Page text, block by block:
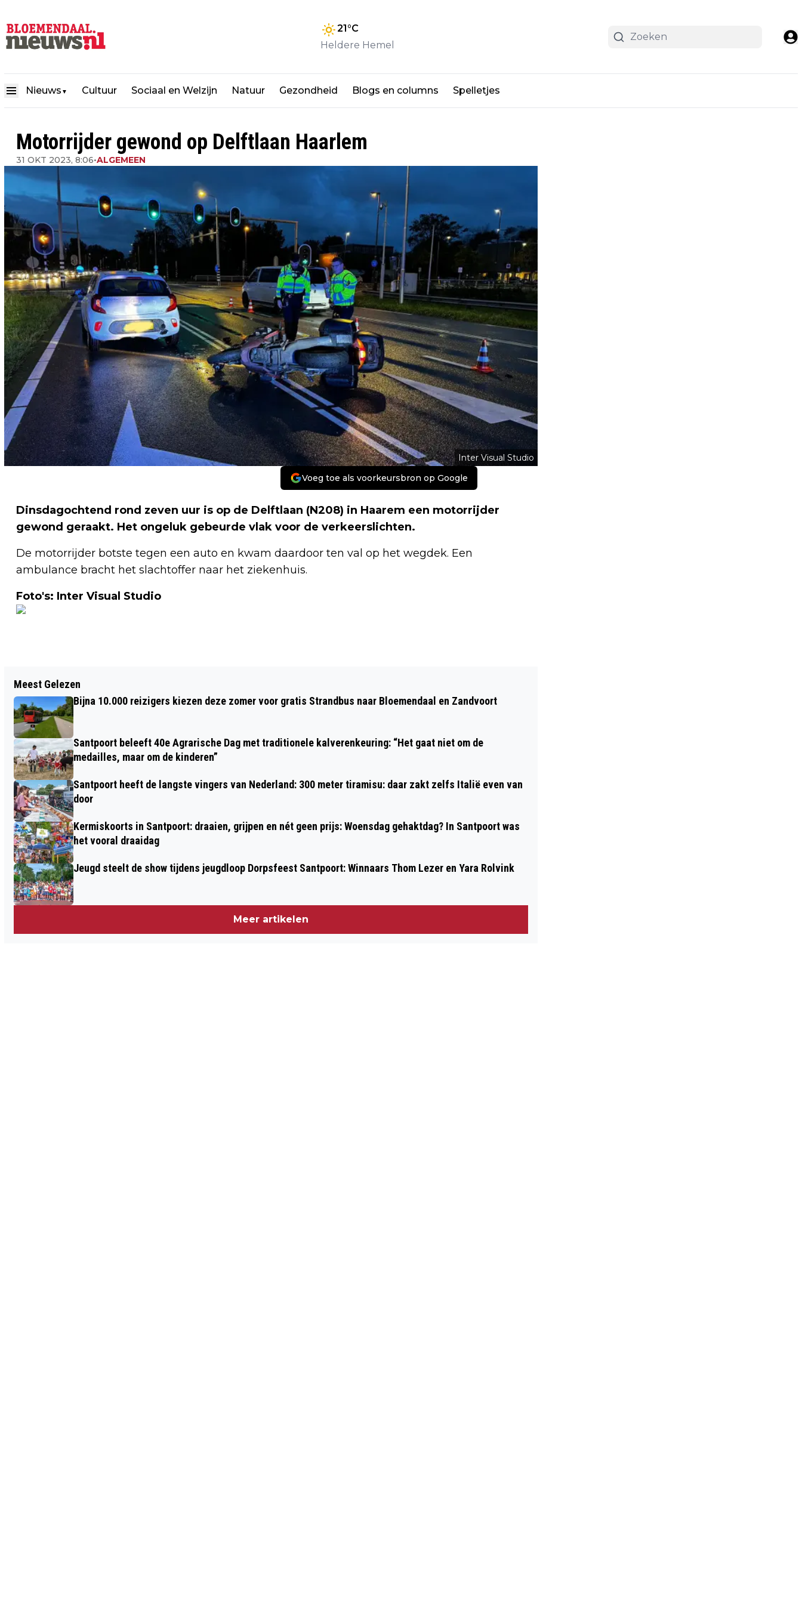
21°C
Heldere Hemel
Nieuws ▼ Cultuur Sociaal en Welzijn Natuur Gezondheid Blogs en columns Spelletjes
Motorrijder gewond op Delftlaan Haarlem
31 OKT 2023, 8:06•ALGEMEEN
Inter Visual Studio
Voeg toe als voorkeursbron op Google
Dinsdagochtend rond zeven uur is op de Delftlaan (N208) in Haarem een motorrijder
gewond geraakt. Het ongeluk gebeurde vlak voor de verkeerslichten.
De motorrijder botste tegen een auto en kwam daardoor ten val op het wegdek. Een
ambulance bracht het slachtoffer naar het ziekenhuis.
Foto's: Inter Visual Studio
HALLOWENERS MAKEN OMGEVING
HAARLEMSE JOPENKERK ONVEILIG
BLOEMENDAAL EN HEEMSKERK BIJ
Meest Gelezen
Bijna 10.000 reizigers kiezen deze zomer voor gratis Strandbus naar Bloemendaal en Zandvoort
Santpoort beleeft 40e Agrarische Dag met traditionele kalverenkeuring: “Het gaat niet om de
medailles, maar om de kinderen”
Santpoort heeft de langste vingers van Nederland: 300 meter tiramisu: daar zakt zelfs Italië even van
door
Kermiskoorts in Santpoort: draaien, grijpen en nét geen prijs: Woensdag gehaktdag? In Santpoort was
het vooral draaidag
Jeugd steelt de show tijdens jeugdloop Dorpsfeest Santpoort: Winnaars Thom Lezer en Yara Rolvink
Meer artikelen